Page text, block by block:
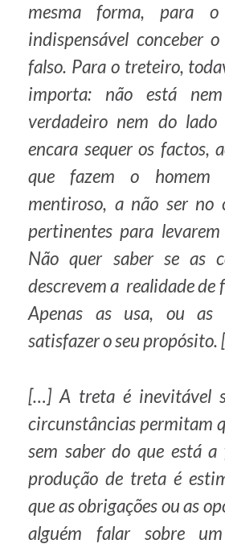
mesma forma, para
indispensável conceber
falso. Para o treteiro,
importa: não está
verdadeiro nem do
encara sequer os factos,
que fazem o homem
mentiroso, a não ser no
pertinentes para
Não quer saber se as
descrevem a realidade de
Apenas as usa, ou as
satisfazer o seu
[…] A treta é inevitável
circunstâncias permitam
sem saber do que está a
produção de treta é
que as obrigações ou as
alguém falar sobre